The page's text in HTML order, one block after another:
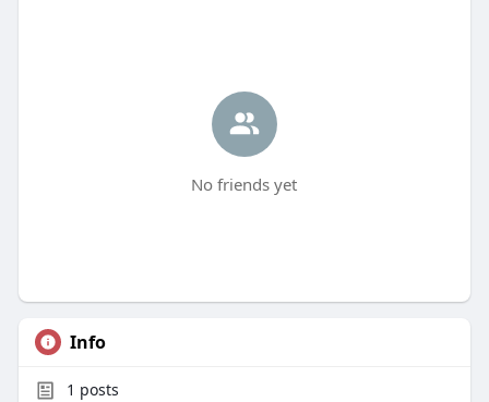
No friends yet
Info
1 posts